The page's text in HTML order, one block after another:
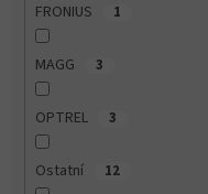
FRONIUS 1
MAGG 3
OPTREL 3
Ostatní 12